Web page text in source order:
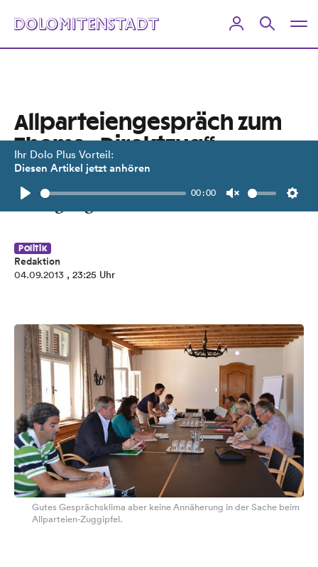
Ihr Dolo Plus Vorteil:
Diesen Artikel jetzt anhören
Play
00:00
Unmute
Allparteiengespräch zum
Thema „Direktzug“
Sachliche Atmosphäre aber keine
Bewegung in den Positionen.
Politik
Redaktion
04.09.2013 , 23:25 Uhr
Gutes Gesprächsklima aber keine Annäherung in der Sache beim
Allparteien-Zuggipfel.